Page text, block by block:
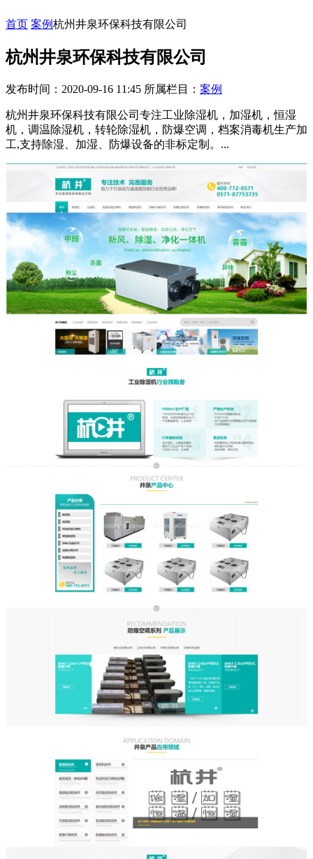
首页 案例杭州井泉环保科技有限公司
杭州井泉环保科技有限公司
发布时间：2020-09-16 11:45 所属栏目： 案例
杭州井泉环保科技有限公司专注工业除湿机，加湿机，恒湿
机，调温除湿机，转轮除湿机，防爆空调，档案消毒机生产加
工,支持除湿、加湿、防爆设备的非标定制。...